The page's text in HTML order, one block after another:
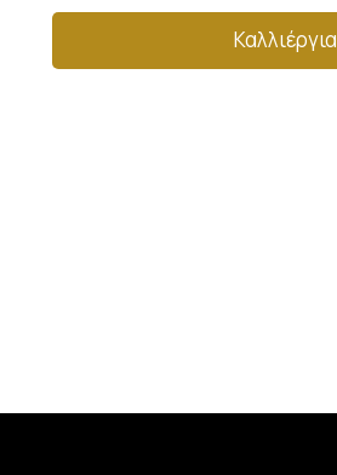
Καλλιέργια